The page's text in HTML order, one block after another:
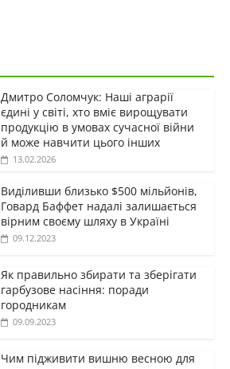
Дмитро Соломчук: Наші аграрії
єдині у світі, хто вміє вирощувати
продукцію в умовах сучасної війни
й може навчити цього інших
13.02.2026
Виділивши близько $500 мільйонів,
Говард Баффет надалі залишається
вірним своєму шляху в Україні
09.12.2023
Як правильно збирати та зберігати
гарбузове насіння: поради
городникам
09.09.2023
Чим підживити вишню весною для